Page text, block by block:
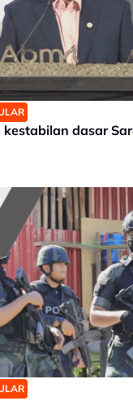
kestabilan dasar